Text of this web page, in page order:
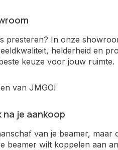
presteren? In onze
helderheid en
keuze voor jouw ruimte.
van JMGO!
je aankoop
van je beamer,
beamer wilt koppelen aan